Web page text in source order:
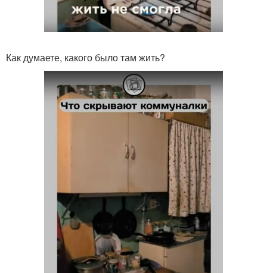
Как думаете, какого было там жить?